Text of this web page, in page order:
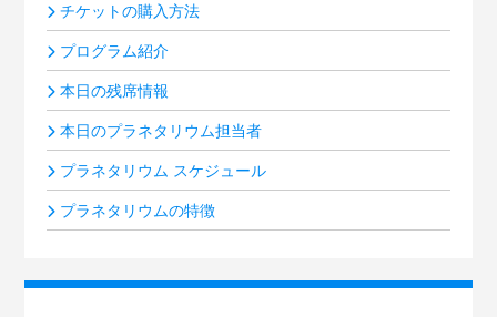
チケットの購入方法
プログラム紹介
本日の残席情報
本日のプラネタリウム担当者
プラネタリウム スケジュール
プラネタリウムの特徴